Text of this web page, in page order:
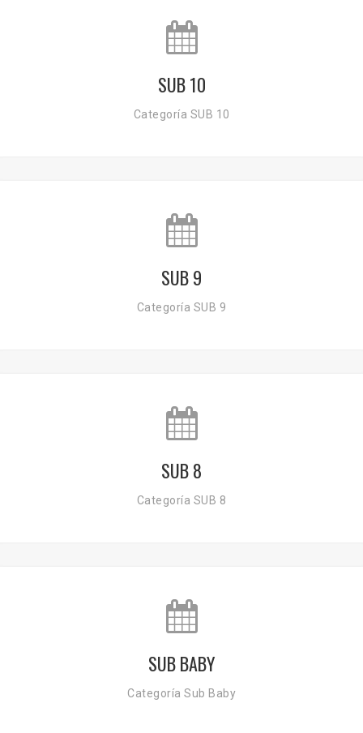
SUB 10
Categoría SUB 10
SUB 9
Categoría SUB 9
SUB 8
Categoría SUB 8
SUB BABY
Categoría Sub Baby